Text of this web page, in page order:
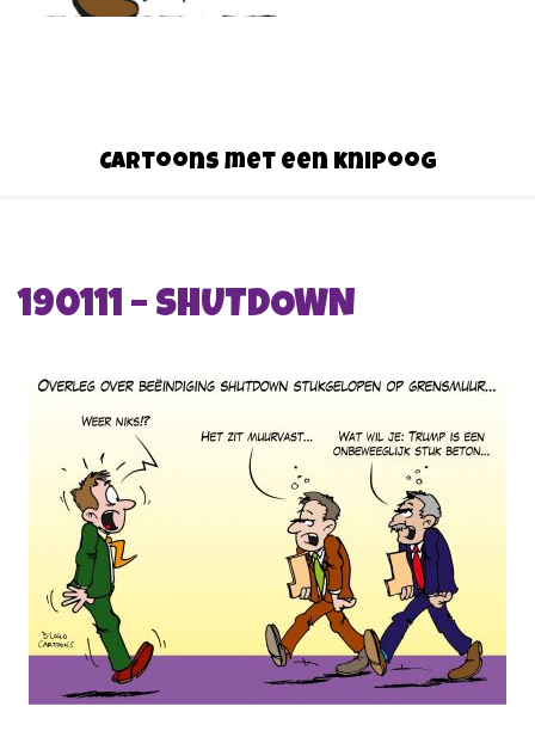
Cartoons met een knipoog
190111 – SHUTDOWN